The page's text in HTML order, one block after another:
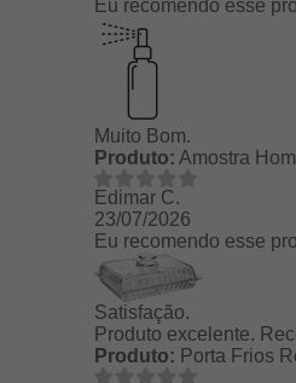
Eu recomendo esse
Muito Bom.
Produto: Amostra
Edimar C.
23/07/2026
Eu recomendo esse
Satisfação.
Produto excelente.
Produto: Porta Frios